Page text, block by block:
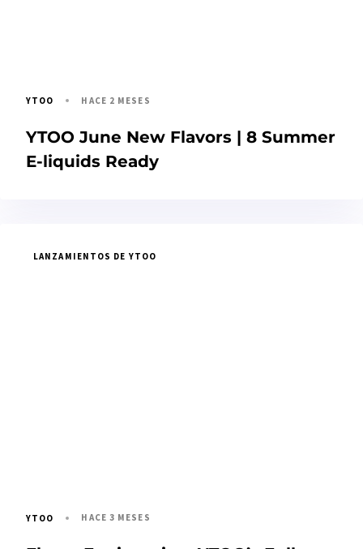
YTOO HACE 2 MESES
YTOO June New Flavors | 8 Summer
E-liquids Ready
LANZAMIENTOS DE YTOO
YTOO HACE 3 MESES